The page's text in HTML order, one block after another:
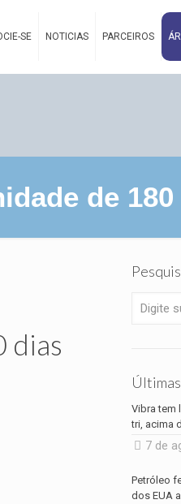
SE NOTICIAS PARCEIROS
de
dias
Vibra tem
tri, acima
7 de
Petróleo
dos EUA